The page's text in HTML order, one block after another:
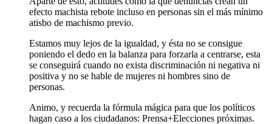
efecto machista rebote incluso en personas sin el más mínimo
atisbo de machismo previo.
Estamos muy lejos de la igualdad, y ésta no se consigue
poniendo el dedo en la balanza para forzarla a centrarse, esta
se conseguirá cuando no exista discriminación ni negativa ni
positiva y no se hable de mujeres ni hombres sino de
personas.
Animo, y recuerda la fórmula mágica para que los políticos
hagan caso a los ciudadanos: Prensa+Elecciones próximas.